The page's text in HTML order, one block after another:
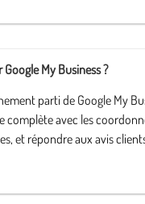
My Business ?
parti de Google My
complète avec les
et répondre aux avis